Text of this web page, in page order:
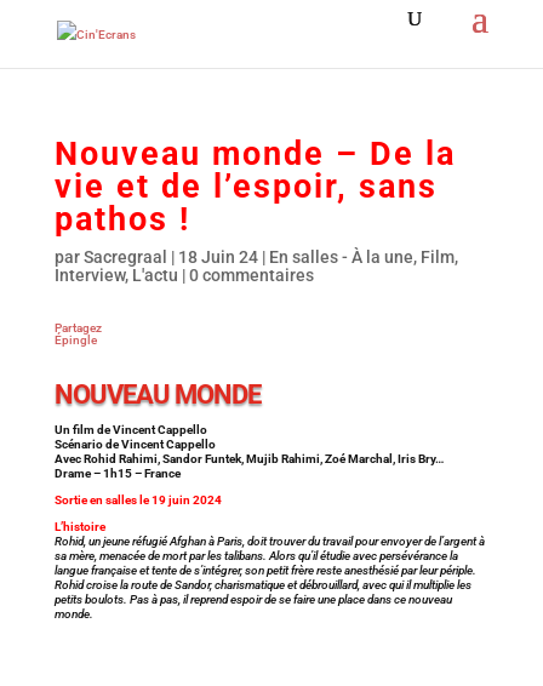
Nouveau monde – De la
vie et de l’espoir, sans
pathos !
parSacregraal | 18 Juin 24| En salles - À la une, Film,
Interview, L'actu |0 commentaires
Partagez
Épingle
NOUVEAU MONDE
Un film de Vincent Cappello
Scénario de Vincent Cappello
Avec Rohid Rahimi, Sandor Funtek, Mujib Rahimi, Zoé Marchal, Iris Bry…
Drame – 1h15 – France
Sortie en salles le 19 juin 2024
L’histoire
Rohid, un jeune réfugié Afghan à Paris, doit trouver du travail pour envoyer de l’argent à
sa mère, menacée de mort par les talibans. Alors qu’il étudie avec persévérance la
langue française et tente de s’intégrer, son petit frère reste anesthésié par leur périple.
Rohid croise la route de Sandor, charismatique et débrouillard, avec qui il multiplie les
petits boulots. Pas à pas, il reprend espoir de se faire une place dans ce nouveau
monde.